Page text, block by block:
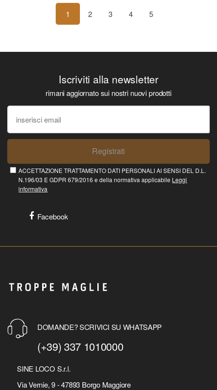
1 2 3 4 5
Iscriviti alla newsletter
rimani aggiornato sui nostri nuovi prodotti
Registrati
ACCETTAZIONE TRATTAMENTO DATI PERSONALI AI SENSI DEL D.L.
N.196/03 E GDPR 679/2016 e della normativa applicabile Leggi
informativa
Facebook
DOMANDE? SCRIVICI SU WHATSAPP
(+39) 337 1010000
SINE LOCO S.r.l.
Via Vernie, 9 - 47893 Borgo Maggiore